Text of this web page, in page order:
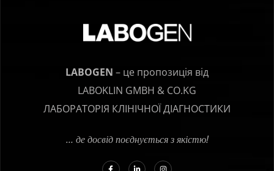
LABOGEN – це пропозиція від
LABOKLIN GMBH & CO.KG
ЛАБОРАТОРІЯ КЛІНІЧНОЇ ДІАГНОСТИКИ
… де досвід поєднується з якістю!